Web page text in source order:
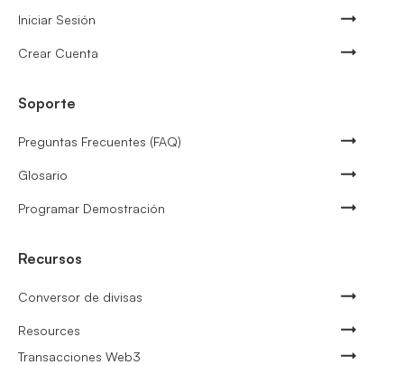
Iniciar Sesión
Crear Cuenta
Soporte
Preguntas Frecuentes (FAQ)
Glosario
Programar Demostración
Recursos
Conversor de divisas
Resources
Transacciones Web3